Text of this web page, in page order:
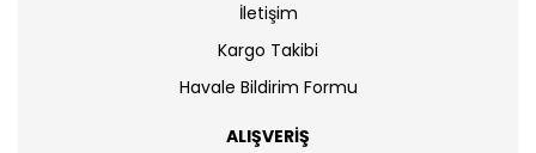
İletişim
Kargo Takibi
Havale Bildirim Formu
ALIŞVERİŞ